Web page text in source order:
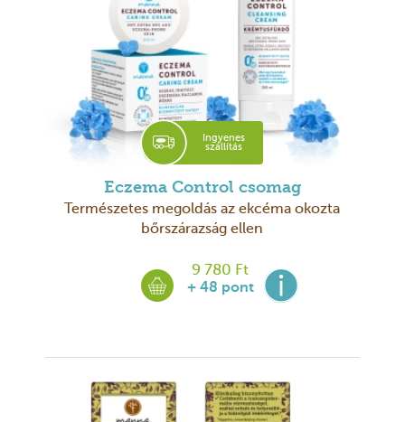
Ingyenes
szállítás
Eczema Control csomag
Természetes megoldás az ekcéma okozta
bőrszárazság ellen
9 780 Ft
+ 48 pont